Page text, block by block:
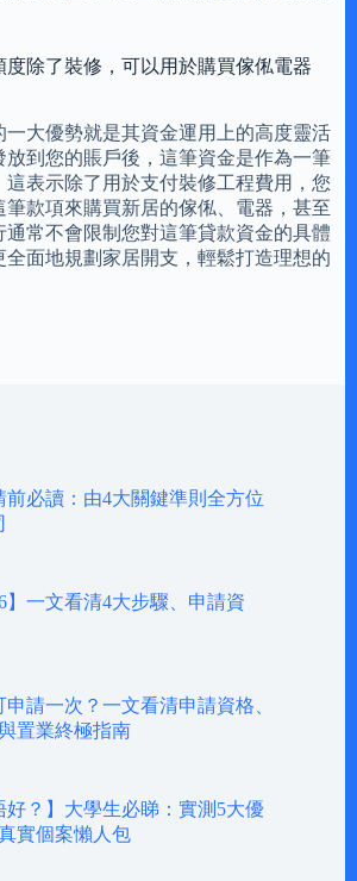
度除了裝修，可以用於購買傢俬電器
一大優勢就是其資金運用上的高度靈活
放到您的賬戶後，這筆資金是作為一筆
表示除了用於支付裝修工程費用，您
款項來購買新居的傢俬、電器，甚至
常不會限制您對這筆貸款資金的具體
全面地規劃家居開支，輕鬆打造理想的
必讀：由4大關鍵準則全方位
】一文看清4大步驟、申請資
請一次？一文看清申請資格、
置業終極指南
好？】大學生必睇：實測5大優
實個案懶人包